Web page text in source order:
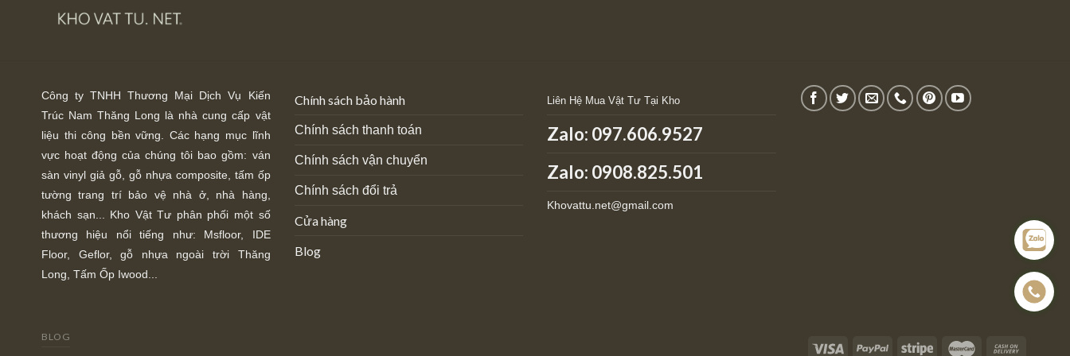
Công ty TNHH Thương Mại Dịch Vụ Kiến
Trúc Nam Thăng Long là nhà cung cấp vật
liệu thi công bền vững. Các hạng mục lĩnh
vực hoạt động của chúng tôi bao gồm: ván
sàn vinyl giả gỗ, gỗ nhựa composite, tấm ốp
tường trang trí bảo vệ nhà ở, nhà hàng,
khách sạn... Kho Vật Tư phân phối một số
thương hiệu nổi tiếng như: Msfloor, IDE
Floor, Geflor, gỗ nhựa ngoài trời Thăng
Long, Tấm Ốp Iwood...
Chính sách bảo hành
Chính sách thanh toán
Chính sách vận chuyển
Chính sách đổi trả
Cửa hàng
Blog
Liên Hệ Mua Vật Tư Tại Kho
Zalo: 097.606.9527
Zalo: 0908.825.501
Khovattu.net@gmail.com
BLOG